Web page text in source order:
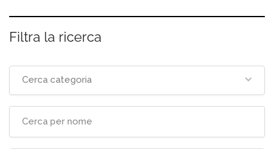
Filtra la ricerca
Cerca categoria